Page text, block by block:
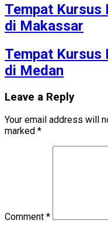
Tempat Kursus
di Makassar
Tempat Kursus
di Medan
Leave a Reply
Your email address will
marked *
Comment *